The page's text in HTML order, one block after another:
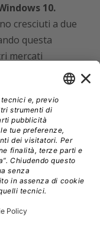
10.
cresciuti a due
questa
mercati